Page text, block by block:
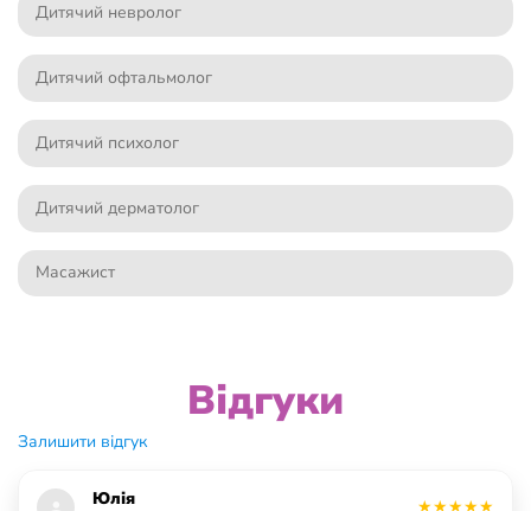
Дитячий невролог
Дитячий офтальмолог
Дитячий психолог
Дитячий дерматолог
Масажист
Відгуки
Залишити відгук
Юлія